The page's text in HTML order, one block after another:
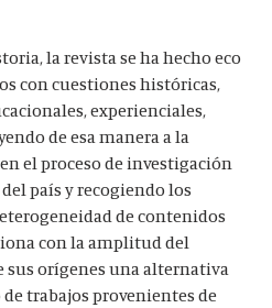
la revista se ha hecho eco
con cuestiones históricas,
experienciales,
de esa manera a la
el proceso de investigación
país y recogiendo los
de contenidos
con la amplitud del
sus orígenes una alternativa
trabajos provenientes de